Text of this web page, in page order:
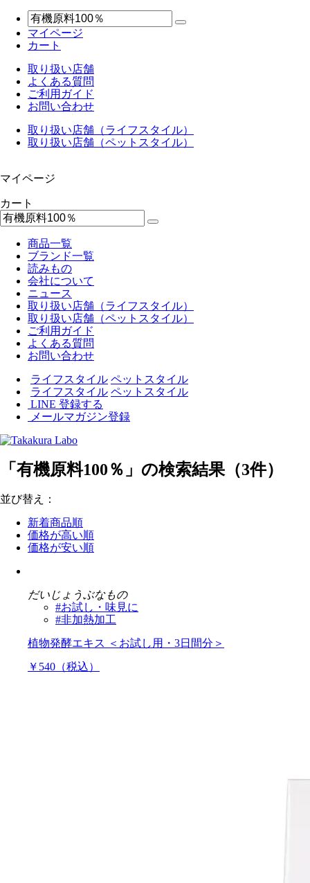
マイページ
カート
取り扱い店舗
よくある質問
ご利用ガイド
お問い合わせ
取り扱い店舗（ライフスタイル）
取り扱い店舗（ペットスタイル）
マイページ
カート
商品一覧
ブランド一覧
読みもの
会社について
ニュース
取り扱い店舗（ライフスタイル）
取り扱い店舗（ペットスタイル）
ご利用ガイド
よくある質問
お問い合わせ
ライフスタイル ペットスタイル
ライフスタイル ペットスタイル
LINE 登録する
メールマガジン登録
「有機原料100％」の検索結果（3件）
並び替え：
新着商品順
価格が高い順
価格が安い順
だいじょうぶなもの
#お試し・味見に
#非加熱加工
植物発酵エキス ＜お試し用・3日間分＞
￥540（税込）